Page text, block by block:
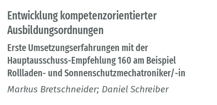
Entwicklung kompetenzorientierter
Ausbildungsordnungen
Erste Umsetzungserfahrungen mit der
Hauptausschuss-Empfehlung 160 am Beispiel
Rollladen- und Sonnenschutzmechatroniker/-in
Markus Bretschneider; Daniel Schreiber